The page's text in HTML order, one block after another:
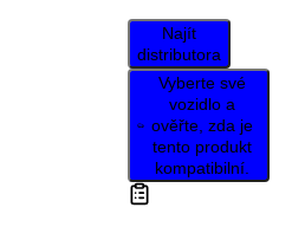
Najít
distributora
Vyberte své
vozidlo a
ověřte, zda je
tento produkt
kompatibilní.